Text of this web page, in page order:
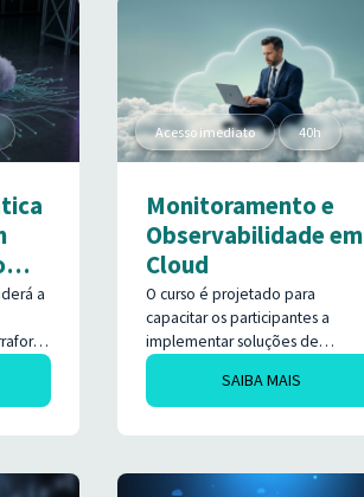
incidentes e otimizar clusters de
forma prática, segura e eficiente.
a
por
Acesso imediato 40h
Monitoramento e
Observabilidade em
Cloud
O curso é projetado para
capacitar os participantes a
implementar soluções de
monitoramento e
observabilidade em ambientes
de nuvem, utilizando uma
variedade de ferramentas
Zabbix*, Prometheus, Grafana,
SAIBA MAIS